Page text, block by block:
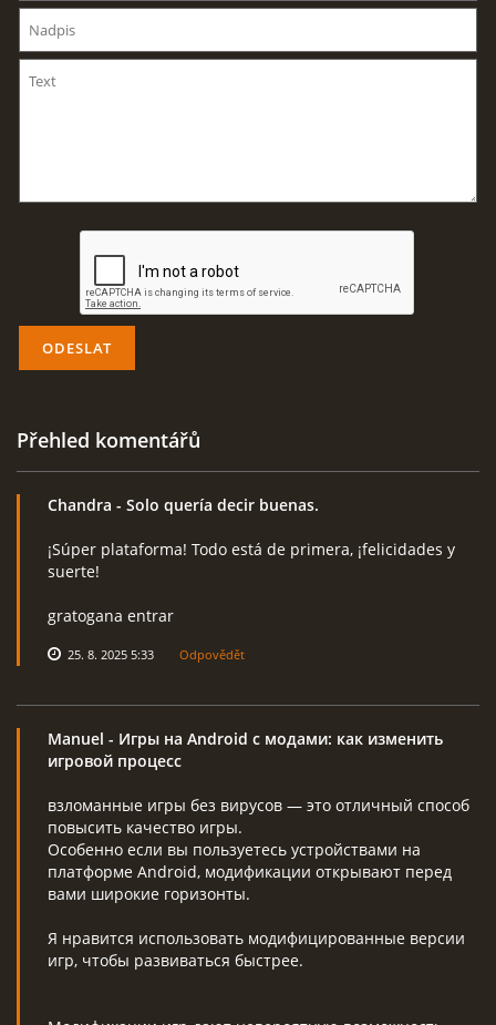
AKTUALITY
DISKUZE
PLOCHA HOLEŠOV
info@rcaeroholesov.cz
Přehled komentářů
Chandra - Solo quería decir buenas.
¡Súper plataforma! Todo está de primera, ¡felicidades y
suerte!
gratogana entrar
25. 8. 2025 5:33 Odpovědět
Manuel - Игры на Android с модами: как изменить
игровой процесс
взломанные игры без вирусов — это отличный способ
повысить качество игры.
Особенно если вы пользуетесь устройствами на
платформе Android, модификации открывают перед
вами широкие горизонты.
Я нравится использовать модифицированные версии
игр, чтобы развиваться быстрее.